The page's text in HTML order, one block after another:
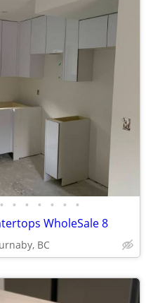
• • • • • • •
WholeSale 8
BC